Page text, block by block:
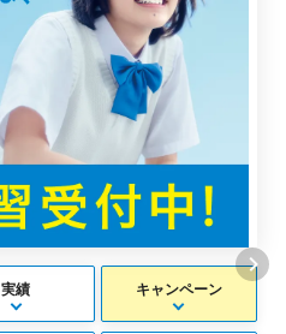
実績 キャンペーン